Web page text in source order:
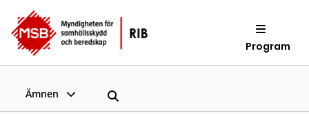
Program
Ämnen